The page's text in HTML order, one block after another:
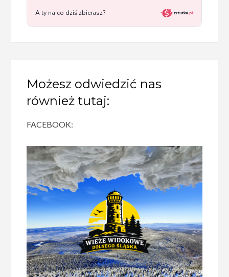
Możesz odwiedzić nas
również tutaj:
FACEBOOK: